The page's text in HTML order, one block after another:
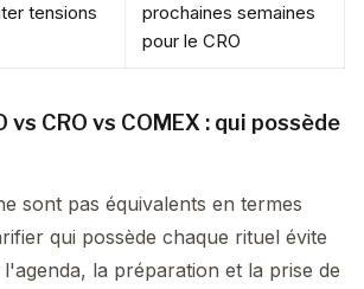
tensions
prochaines semaines
pour le CRO
vs CRO vs COMEX : qui possède
sont pas équivalents en termes
qui possède chaque rituel évite
la préparation et la prise de